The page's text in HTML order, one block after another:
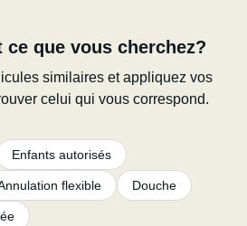
ce que vous cherchez?
similaires et appliquez vos
celui qui vous correspond.
Enfants autorisés
flexible Douche